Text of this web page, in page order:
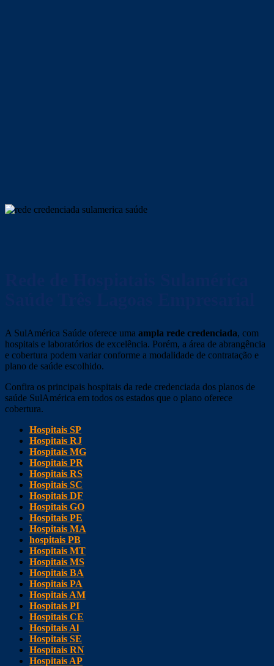
A SulAmérica Saúde oferece uma ampla rede credenciada, com
hospitais e laboratórios de excelência. Porém, a área de abrangência
e cobertura podem variar conforme a modalidade de contratação e
plano de saúde escolhido.
Confira os principais hospitais da rede credenciada dos planos de
saúde SulAmérica em todos os estados que o plano oferece
cobertura.
Hospitais SP
Hospitais RJ
Hospitais MG
Hospitais PR
Hospitais RS
Hospitais SC
Hospitais DF
Hospitais GO
Hospitais PE
Hospitais MA
hospitais PB
Hospitais MT
Hospitais MS
Hospitais BA
Hospitais PA
Hospitais AM
Hospitais PI
Hospitais CE
Hospitais Al
Hospitais SE
Hospitais RN
Hospitais AP